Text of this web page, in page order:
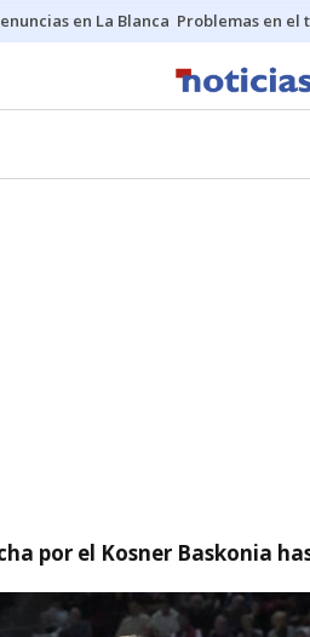
en La Blanca Problemas en el
por el Kosner Baskonia